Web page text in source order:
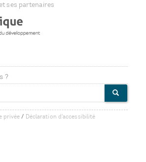
ses partenaires
?
privée / Déclaration d'accessibilité